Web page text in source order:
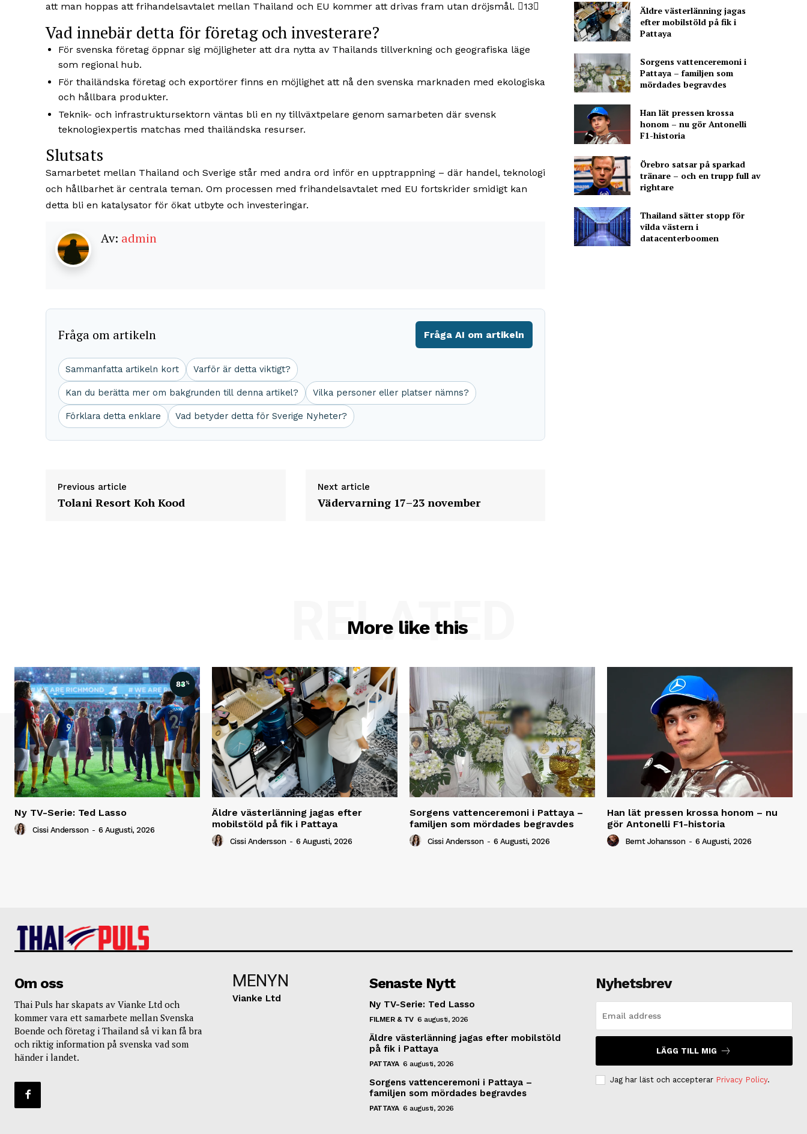
att man hoppas att frihandelsavtalet mellan Thailand och EU kommer att drivas fram utan dröjsmål. 13
Vad innebär detta för företag och investerare?
För svenska företag öppnar sig möjligheter att dra nytta av Thailands tillverkning och geografiska läge
som regional hub.
För thailändska företag och exportörer finns en möjlighet att nå den svenska marknaden med ekologiska
och hållbara produkter.
Teknik- och infrastruktursektorn väntas bli en ny tillväxtpelare genom samarbeten där svensk
teknologiexpertis matchas med thailändska resurser.
Slutsats
Samarbetet mellan Thailand och Sverige står med andra ord inför en upptrappning – där handel, teknologi
och hållbarhet är centrala teman. Om processen med frihandelsavtalet med EU fortskrider smidigt kan
detta bli en katalysator för ökat utbyte och investeringar.
Av: admin
Fråga om artikeln Fråga AI om artikeln
Sammanfatta artikeln kort Varför är detta viktigt?
Kan du berätta mer om bakgrunden till denna artikel? Vilka personer eller platser nämns?
Förklara detta enklare Vad betyder detta för Sverige Nyheter?
Previous article
Tolani Resort Koh Kood
Next article
Vädervarning 17–23 november
Äldre västerlänning jagas
efter mobilstöld på fik i
Pattaya
Sorgens vattenceremoni i
Pattaya – familjen som
mördades begravdes
Han lät pressen krossa
honom – nu gör Antonelli
F1-historia
Örebro satsar på sparkad
tränare – och en trupp full av
rightare
Thailand sätter stopp för
vilda västern i
datacenterboomen
More like this
RELATED
83%
Ny TV-Serie: Ted Lasso
Cissi Andersson - 6 Augusti, 2026
Äldre västerlänning jagas efter
mobilstöld på fik i Pattaya
Cissi Andersson - 6 Augusti, 2026
Sorgens vattenceremoni i Pattaya –
familjen som mördades begravdes
Cissi Andersson - 6 Augusti, 2026
Han lät pressen krossa honom – nu
gör Antonelli F1-historia
Bernt Johansson - 6 Augusti, 2026
Om oss
Thai Puls har skapats av Vianke Ltd och
kommer vara ett samarbete mellan Svenska
Boende och företag i Thailand så vi kan få bra
och riktig information på svenska vad som
händer i landet.
MENYN
Vianke Ltd
Senaste Nytt
Ny TV-Serie: Ted Lasso
FILMER & TV 6 augusti, 2026
Äldre västerlänning jagas efter mobilstöld
på fik i Pattaya
PATTAYA 6 augusti, 2026
Sorgens vattenceremoni i Pattaya –
familjen som mördades begravdes
PATTAYA 6 augusti, 2026
Nyhetsbrev
LÄGG TILL MIG
Jag har läst och accepterar Privacy Policy.